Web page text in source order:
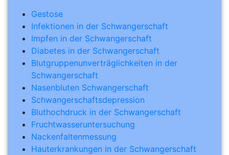
Gestose
Infektionen in der Schwangerschaft
Impfen in der Schwangerschaft
Diabetes in der Schwangerschaft
Blutgruppenunverträglichkeiten in der
Schwangerschaft
Nasenbluten Schwangerschaft
Schwangerschaftsdepression
Bluthochdruck in der Schwangerschaft
Fruchtwasseruntersuchung
Nackenfaltenmessung
Hauterkrankungen in der Schwangerschaft